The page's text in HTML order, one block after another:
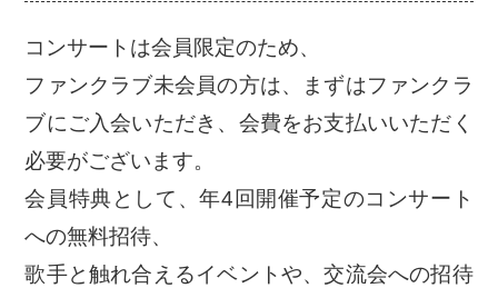
コンサートは会員限定のため、
ファンクラブ未会員の方は、まずはファンクラ
ブにご入会いただき、会費をお支払いいただく
必要がございます。
会員特典として、年4回開催予定のコンサート
への無料招待、
歌手と触れ合えるイベントや、交流会への招待